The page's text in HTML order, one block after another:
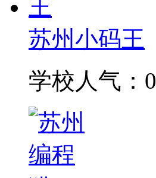
苏州小码王
学校人气：0